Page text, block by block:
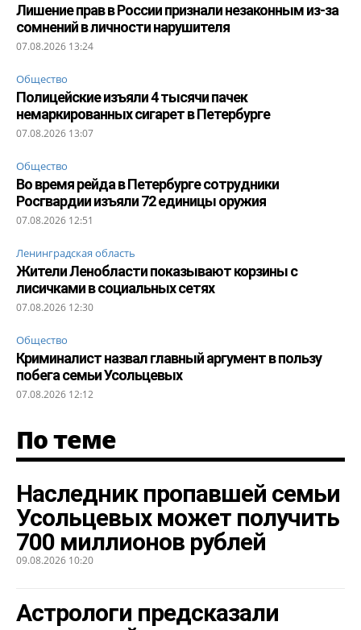
Лишение прав в России признали незаконным из-за
сомнений в личности нарушителя
07.08.2026 13:24
Общество
Полицейские изъяли 4 тысячи пачек
немаркированных сигарет в Петербурге
07.08.2026 13:07
Общество
Во время рейда в Петербурге сотрудники
Росгвардии изъяли 72 единицы оружия
07.08.2026 12:51
Ленинградская область
Жители Ленобласти показывают корзины с
лисичками в социальных сетях
07.08.2026 12:30
Общество
Криминалист назвал главный аргумент в пользу
побега семьи Усольцевых
07.08.2026 12:12
По теме
Наследник пропавшей семьи
Усольцевых может получить
700 миллионов рублей
09.08.2026 10:20
Астрологи предсказали